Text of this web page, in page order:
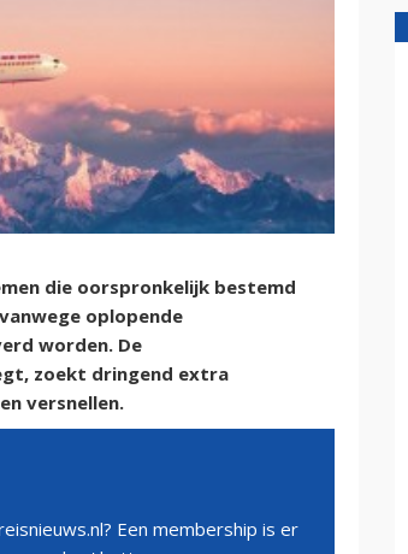
die oorspronkelijk bestemd
oplopende
worden. De
zoekt dringend extra
versnellen.
Een membership is er